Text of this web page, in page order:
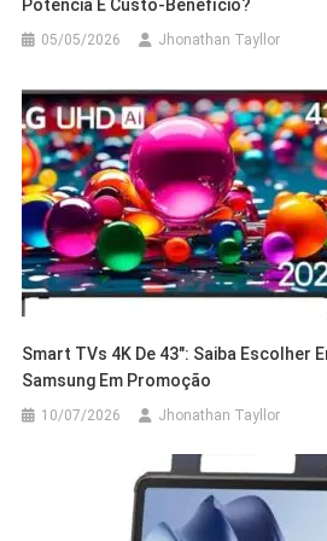
Potência E Custo-Benefício?
05/05/2026 Jhonathan Tayllor
Smart TVs 4K De 43″: Saiba Escolher
Samsung Em Promoção
10/07/2026 Jhonathan Tayllor